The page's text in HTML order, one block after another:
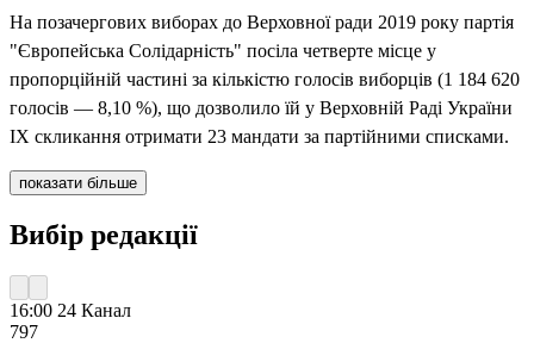
На позачергових виборах до Верховної ради 2019 року партія
"Європейська Солідарність" посіла четверте місце у
пропорційній частині за кількістю голосів виборців (1 184 620
голосів — 8,10 %), що дозволило їй у Верховній Раді України
IX скликання отримати 23 мандати за партійними списками.
показати більше
Вибір редакції
16:00 24 Канал
797